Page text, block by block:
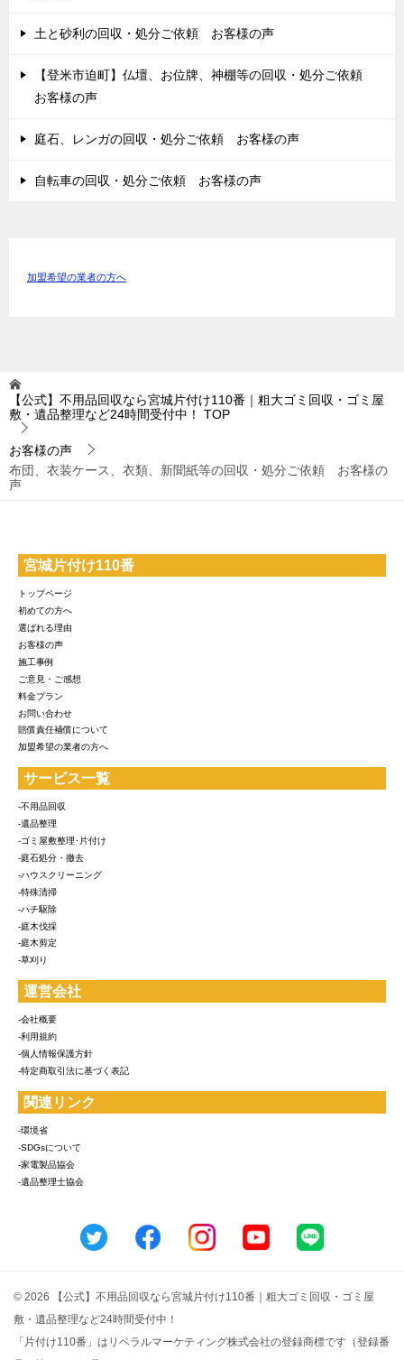
土と砂利の回収・処分ご依頼 お客様の声
【登米市迫町】仏壇、お位牌、神棚等の回収・処分ご依頼
お客様の声
庭石、レンガの回収・処分ご依頼 お客様の声
自転車の回収・処分ご依頼 お客様の声
加盟希望の業者の方へ
【公式】不用品回収なら宮城片付け110番｜粗大ゴミ回収・ゴミ屋
敷・遺品整理など24時間受付中！
TOP
お客様の声
布団、衣装ケース、衣類、新聞紙等の回収・処分ご依頼 お客様の
声
宮城片付け110番
トップページ
初めての方へ
選ばれる理由
お客様の声
施工事例
ご意見・ご感想
料金プラン
お問い合わせ
賠償責任補償について
加盟希望の業者の方へ
サービス一覧
-不用品回収
-遺品整理
-ゴミ屋敷整理･片付け
-庭石処分・撤去
-ハウスクリーニング
-特殊清掃
-ハチ駆除
-庭木伐採
-庭木剪定
-草刈り
運営会社
-会社概要
-利用規約
-個人情報保護方針
-特定商取引法に基づく表記
関連リンク
-環境省
-SDGsについて
-家電製品協会
-遺品整理士協会
© 2026 【公式】不用品回収なら宮城片付け110番｜粗大ゴミ回収・ゴミ屋
敷・遺品整理など24時間受付中！
「片付け110番」はリベラルマーケティング株式会社の登録商標です（登録番